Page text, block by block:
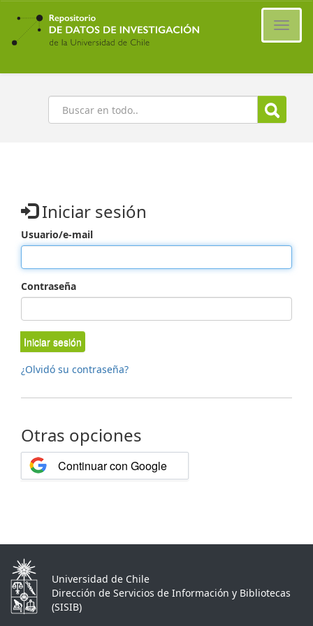
Ir
contenido
principal
Buscar
Iniciar sesión
Usuario/e-mail
Contraseña
Iniciar sesión
¿Olvidó su contraseña?
Otras opciones
Continuar con Google
Universidad de Chile
Dirección de Servicios de Información y Bibliotecas
(SISIB)